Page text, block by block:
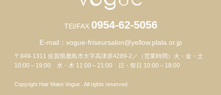
TEl/FAX 0954-62-5056
E-mail： vogue-friseursalon@yellow.plala.or.jp
〒849-1311 佐賀県鹿島市大字高津原4289-2／（営業時間）火・金・土
10:00～19:00 水・木 11:00～21:00 日・祭日 10:00～18:00
Copyright Hair Make Vogue . All rights reserved.